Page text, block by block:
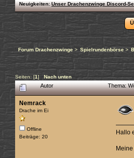
Neuigkeiten: Unser Drachenzwinge Discord-
Forum Drachenzwinge > Spielrundenbörse>
Seiten: [1] Nach unten
Autor Thema:
Nemrack
Drache im Ei
Offline
Beiträge: 20
Hallo